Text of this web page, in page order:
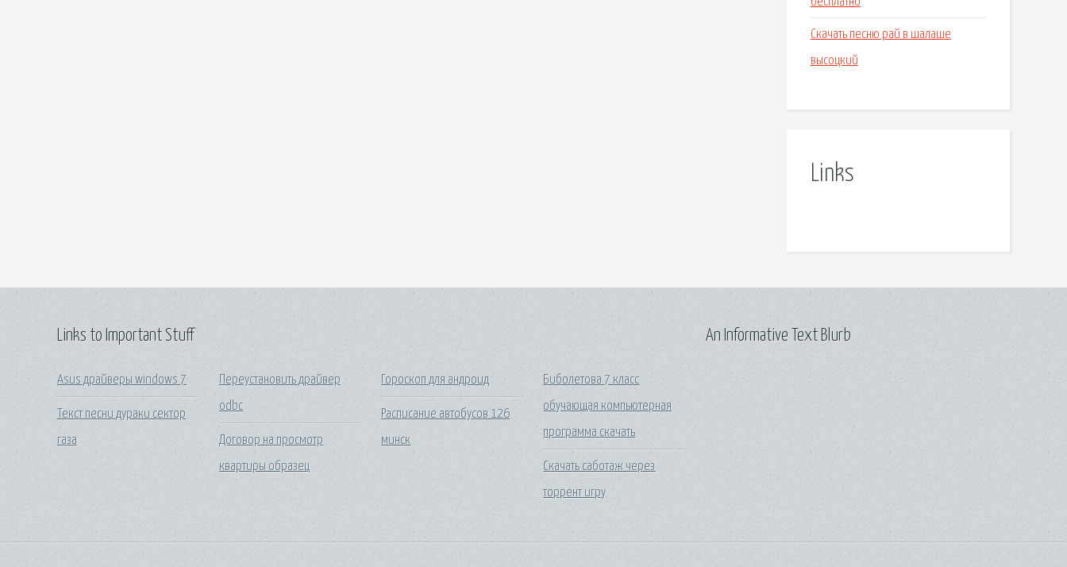
Скачать песню рай в шалаше
высоцкий
Links
Links to Important Stuff
Asus драйверы windows 7
Текст песни дураки сектор
газа
Переустановить драйвер
odbc
Договор на просмотр
квартиры образец
Гороскоп для андроид
Расписание автобусов 126
минск
Биболетова 7 класс
обучающая компьютерная
программа скачать
Скачать саботаж через
торрент игру
An Informative Text Blurb